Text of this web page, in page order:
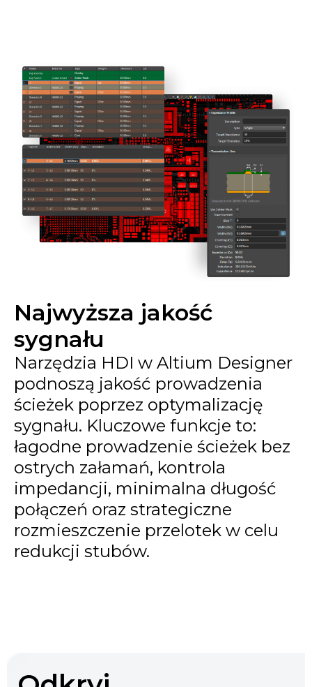
Najwyższa jakość
sygnału
Narzędzia HDI w Altium Designer
podnoszą jakość prowadzenia
ścieżek poprzez optymalizację
sygnału. Kluczowe funkcje to:
łagodne prowadzenie ścieżek bez
ostrych załamań, kontrola
impedancji, minimalna długość
połączeń oraz strategiczne
rozmieszczenie przelotek w celu
redukcji stubów.